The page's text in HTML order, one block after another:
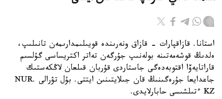
استانا. قازاقپارات - قازاق ونەرىندە قويىلىمدارىمەن تانىلىپ،
ەلدىڭ قوشەمەتىنە بولەنىپ جۇرگەن تەاتر اكتريساسى گۇلسىم
قاراتايەۆا اقتوبەدەگى جاستاردى قۇربان قىلعان لاڭكەستىك
جاعدايعا جۇرەگىنىڭ قان جىلايتىنىن ايتتى. بۇل تۋرالى NUR.
KZ ءتىلشىسى حابارلايدى.